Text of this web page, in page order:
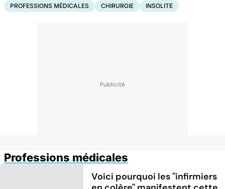
PROFESSIONS MÉDICALES CHIRURGIE INSOLITE
Professions médicales
Voici pourquoi les "infirmiers